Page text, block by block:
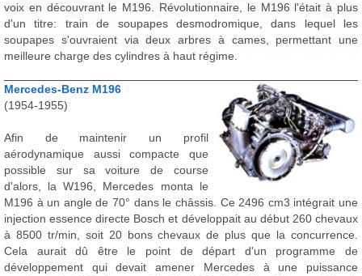
voix en découvrant le M196. Révolutionnaire, le M196 l'était à plus
d'un titre: train de soupapes desmodromique, dans lequel les
soupapes s'ouvraient via deux arbres à cames, permettant une
meilleure charge des cylindres à haut régime.
Mercedes-Benz M196
(1954-1955)
Afin de maintenir un profil
aérodynamique aussi compacte que
possible sur sa voiture de course
d'alors, la W196, Mercedes monta le
M196 à un angle de 70° dans le châssis. Ce 2496 cm3 intégrait une
injection essence directe Bosch et développait au début 260 chevaux
à 8500 tr/min, soit 20 bons chevaux de plus que la concurrence.
Cela aurait dû être le point de départ d'un programme de
développement qui devait amener Mercedes à une puissance